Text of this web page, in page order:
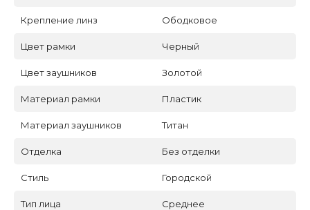
Крепление линз Ободковое
Цвет рамки Черный
Цвет заушников Золотой
Материал рамки Пластик
Материал заушников Титан
Отделка Без отделки
Стиль Городской
Тип лица Среднее